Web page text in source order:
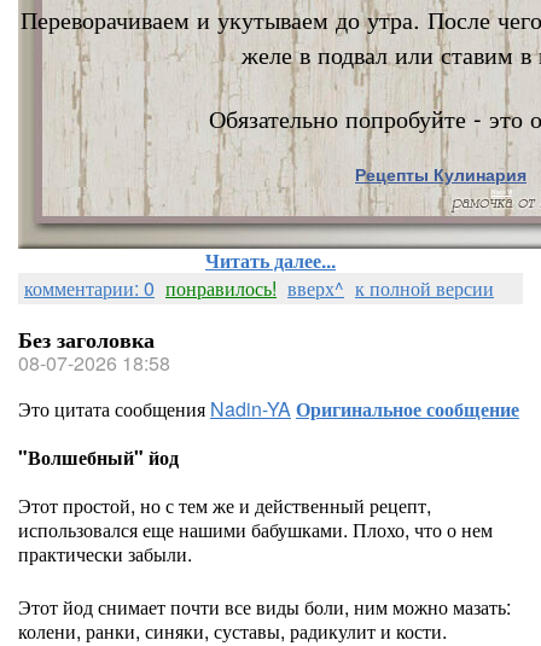
Переворачиваем и укутываем до утра. После
желе в подвал или ставим в
Обязательно попробуйте - это
Рецепты Кулинария
Nata Vi
Читать далее...
комментарии: 0 понравилось! вверх^ к полной версии
Без заголовка
08-07-2026 18:58
Это цитата сообщения Nadin-YAОригинальное сообщение
"Волшебный" йод
Этот простой, но с тем же и действенный рецепт,
использовался еще нашими бабушками. Плохо, что о нем
практически забыли.
Этот йод снимает почти все виды боли, ним можно мазать:
колени, ранки, синяки, суставы, радикулит и кости.